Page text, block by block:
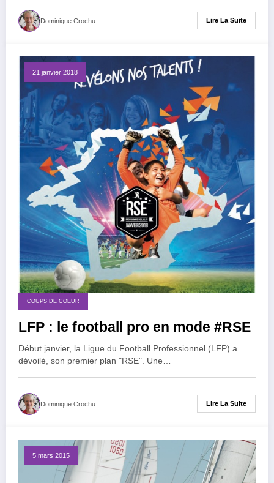
Dominique Crochu Lire La Suite
21 janvier 2018
COUPS DE COEUR
LFP : le football pro en mode #RSE
Début janvier, la Ligue du Football Professionnel (LFP) a
dévoilé, son premier plan "RSE". Une…
Dominique Crochu Lire La Suite
5 mars 2015